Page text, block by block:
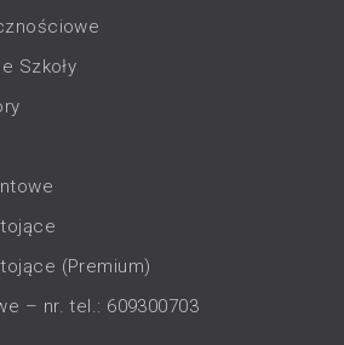
Szkoły
(Premium)
– nr. tel.: 609300703